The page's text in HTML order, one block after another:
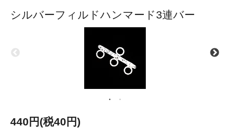
シルバーフィルドハンマード3連バー
440円(税40円)